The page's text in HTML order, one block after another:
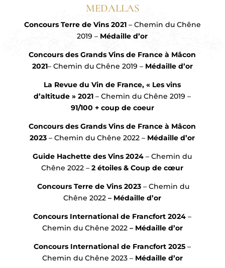
MEDALLAS
Concours Terre de Vins 2021 – Chemin du Chêne
2019 – Médaille d’or
Concours des Grands Vins de France à Mâcon
2021– Chemin du Chêne 2019 – Médaille d’or
La Revue du Vin de France, « Les vins
d’altitude » 2021– Chemin du Chêne 2019 –
91/100 + coup de coeur
Concours des Grands Vins de France à Mâcon
2023– Chemin du Chêne 2022 – Médaille d’or
Guide Hachette des Vins 2024 – Chemin du
Chêne 2022 –2 étoiles & Coup de cœur
Concours Terre de Vins 2023– Chemin du
Chêne 2022– Médaille d’or
Concours International de Francfort 2024 –
Chemin du Chêne 2022 –Médaille d’or
Concours International de Francfort 2025 –
Chemin du Chêne 2023 –Médaille d’or